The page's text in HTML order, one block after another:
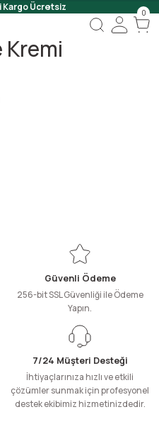
Kargo Ücretsiz
0
Kremi
Güvenli Ödeme
256-bit SSL Güvenliği ile Ödeme
Yapın.
7/24 Müşteri Desteği
İhtiyaçlarınıza hızlı ve etkili
çözümler sunmak için profesyonel
destek ekibimiz hizmetinizdedir.